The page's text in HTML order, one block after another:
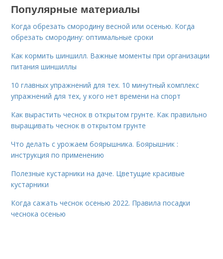
Популярные материалы
Когда обрезать смородину весной или осенью. Когда
обрезать смородину: оптимальные сроки
Как кормить шиншилл. Важные моменты при организации
питания шиншиллы
10 главных упражнений для тех. 10 минутный комплекс
упражнений для тех, у кого нет времени на спорт
Как вырастить чеснок в открытом грунте. Как правильно
выращивать чеснок в открытом грунте
Что делать с урожаем боярышника. Боярышник :
инструкция по применению
Полезные кустарники на даче. Цветущие красивые
кустарники
Когда сажать чеснок осенью 2022. Правила посадки
чеснока осенью